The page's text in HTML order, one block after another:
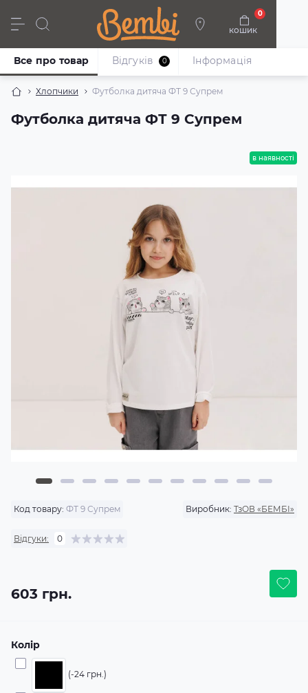
кошик
0
Дівчата Хлопці Немовлята Взуття
Хлопчики Футболка дитяча ФТ 9 Супрем
Футболка дитяча ФТ 9 Супрем
Все про товар Відгуків 0 Iнформація
в наявності
Код товару: ФТ 9 Супрем Виробник: ТзОВ «БЕМБІ»
Відгуки: 0
603 грн.
Колір
(-24 грн.)